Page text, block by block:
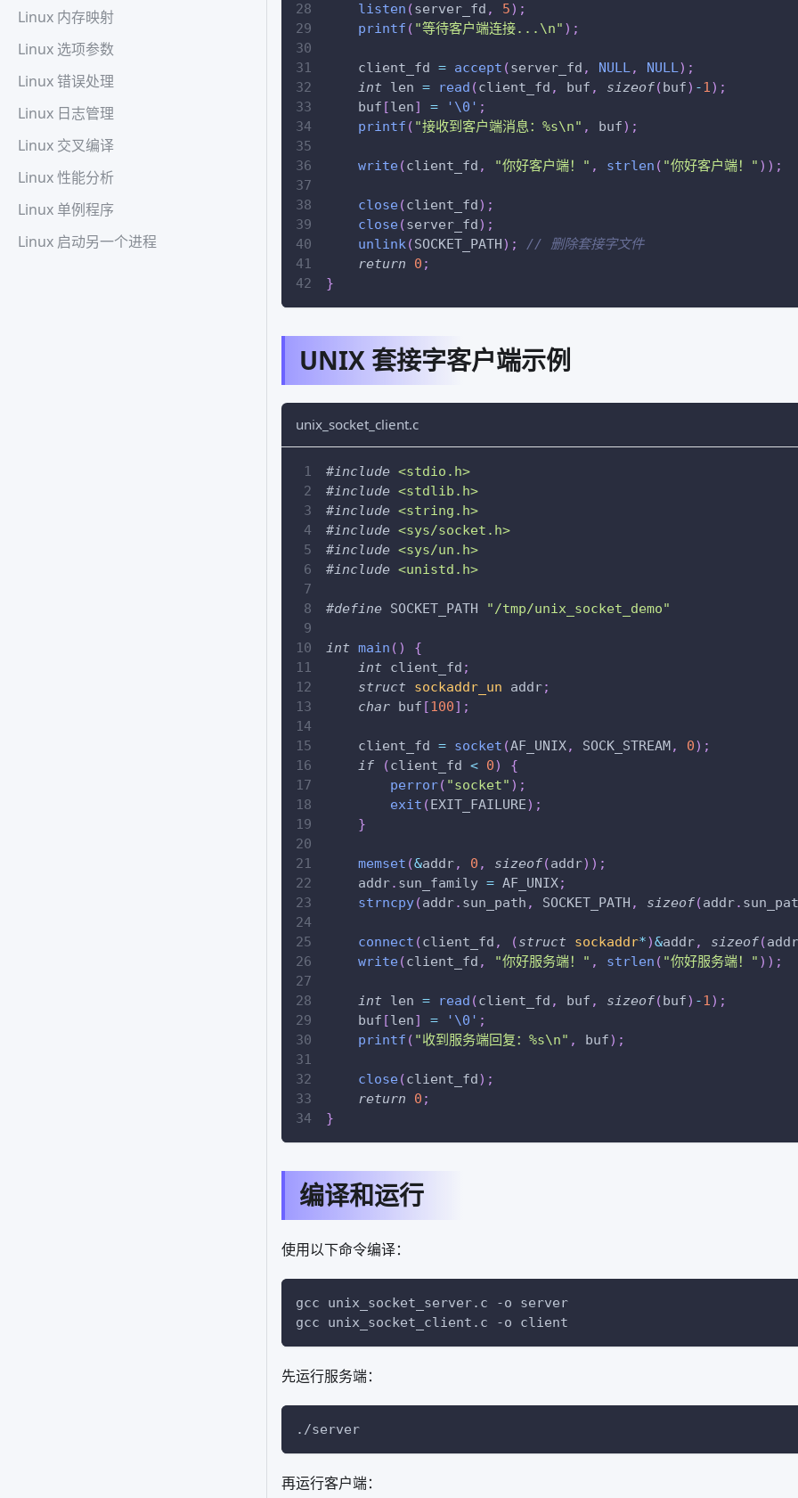
Linux 内存映射
Linux 选项参数
Linux 错误处理
Linux 日志管理
Linux 交叉编译
Linux 性能分析
Linux 单例程序
Linux 启动另一个进程
listen (server_fd , 5) ;
printf ( "等待客户端连接...\n" ) ;
    client_fd
= accept (server_fd , NULL, NULL) ;
int len = read (client_fd , buf , sizeof( buf) -1) ;
    buf
[len] = '\0' ;
printf ( "接收到客户端消息：%s\n" , buf) ;
write(client_fd , "你好客户端！" , strlen ( "你好客户端！" ) ) ;
close(client_fd ) ;
close(server_fd ) ;
unlink(SOCKET_PATH ) ;
// 删除套接字文件
return
0 ;
}
UNIX 套接字客户端示例
unix_socket_client.c
#include <stdio.h>
#include <stdlib.h>
#include <string.h>
#include <sys/socket.h>
#include <sys/un.h>
#include <unistd.h>
#define SOCKET_PATH "/tmp/unix_socket_demo"
int main ( )
{
int client_fd ;
struct
sockaddr_un addr;
char buf [100] ;
    client_fd
= socket (AF_UNIX, SOCK_STREAM , 0) ;
if
(client_fd < 0)
{
perror( "socket" ) ;
exit ( EXIT_FAILURE) ;
}
memset (&addr, 0 , sizeof(addr) ) ;
    addr
. sun_family = AF_UNIX;
strncpy(addr. sun_path , SOCKET_PATH , sizeof(addr.
connect (client_fd , (struct sockaddr*)&addr, sizeof(addr
write(client_fd , "你好服务端！" , strlen ( "你好服务端！" ) ) ;
int len = read (client_fd , buf , sizeof( buf) -1) ;
    buf
[len] = '\0' ;
printf ( "收到服务端回复：%s\n" , buf) ;
close(client_fd ) ;
return
0 ;
}
编译和运行
使用以下命令编译：
gcc unix_socket_server.c -o server
gcc unix_socket_client.c
-o client
先运行服务端：
./server
再运行客户端：